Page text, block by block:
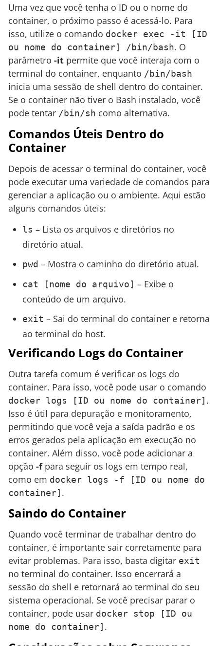
Uma vez que você tenha o ID ou o nome do
container, o próximo passo é acessá-lo. Para
isso, utilize o comando docker exec -it [ID
ou nome do container] /bin/bash. O
parâmetro -it permite que você interaja com o
terminal do container, enquanto /bin/bash
inicia uma sessão de shell dentro do container.
Se o container não tiver o Bash instalado, você
pode tentar /bin/sh como alternativa.
Comandos Úteis Dentro do
Container
Depois de acessar o terminal do container, você
pode executar uma variedade de comandos para
gerenciar a aplicação ou o ambiente. Aqui estão
alguns comandos úteis:
ls – Lista os arquivos e diretórios no
diretório atual.
pwd – Mostra o caminho do diretório atual.
cat [nome do arquivo] – Exibe o
conteúdo de um arquivo.
exit – Sai do terminal do container e retorna
ao terminal do host.
Verificando Logs do Container
Outra tarefa comum é verificar os logs do
container. Para isso, você pode usar o comando
docker logs [ID ou nome do container] .
Isso é útil para depuração e monitoramento,
permitindo que você veja a saída padrão e os
erros gerados pela aplicação em execução no
container. Além disso, você pode adicionar a
opção -fpara seguir os logs em tempo real,
como em docker logs -f [ID ou nome do
container] .
Saindo do Container
Quando você terminar de trabalhar dentro do
container, é importante sair corretamente para
evitar problemas. Para isso, basta digitar exit
no terminal do container. Isso encerrará a
sessão do shell e retornará ao terminal do seu
sistema operacional. Se você precisar parar o
container, pode usar docker stop [ID ou
nome do container] .